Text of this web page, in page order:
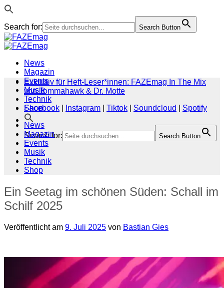
Search for: Search Button
Zum
Inhalt
News
Magazin
Events
Musik
Technik
Shop
Search for: Search Button
Exklusiv für Heft-Leser*innen: FAZEmag In The Mix
von Tommahawk & Dr. Motte
Facebook
Instagram Tiktok Soundcloud
Spotify
News
Magazin
Events
Musik
Technik
Shop
Ein Seetag im schönen Süden: Schall im
Schilf 2025
Veröffentlicht am 9. Juli 2025 von Bastian Gies